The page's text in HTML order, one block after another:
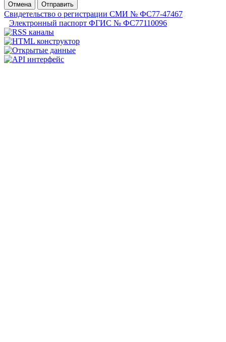
Отмена
Отправить
Свидетельство о регистрации СМИ № ФС77-47467
Электронный паспорт ФГИС № ФС77110096